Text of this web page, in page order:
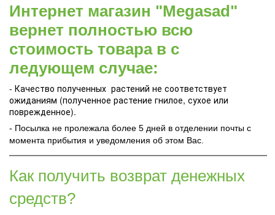
Интернет магазин "Megasad"
вернет полностью всю
стоимость товара в с
ледующем случае:
- Качество полученных растений не соответствует
ожиданиям (полученное растение гнилое, сухое или
поврежденное).
- Посылка не пролежала более 5 дней в отделении почты с
момента прибытия и уведомления об этом Вас.
Как получить возврат денежных
средств?